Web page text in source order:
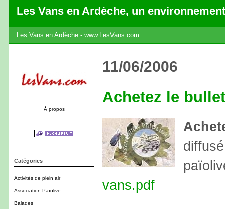
Les Vans en Ardèche, un
Les Vans en Ardèche - www.LesVans.com
À propos
Catégories
Activités de plein air
Association Païolive
Balades
11/06/2006
Achetez le
vans.pdf